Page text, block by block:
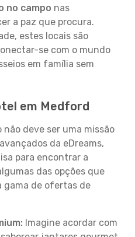
no campo nas
a paz que procura.
estes locais são
se com o mundo
em família sem
em Medford
deve ser uma missão
da eDreams,
para encontrar a
das opções que
gama de ofertas de
Imagine acordar com